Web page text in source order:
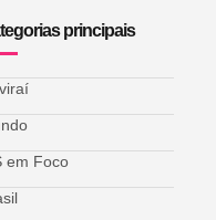
principais
em Foco